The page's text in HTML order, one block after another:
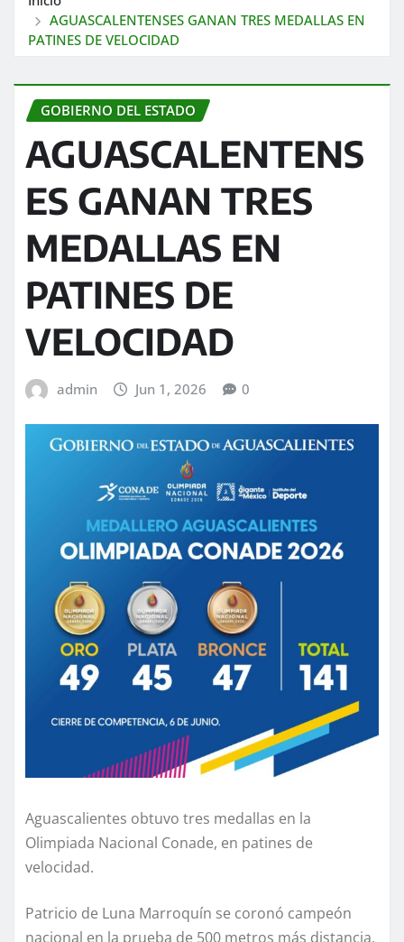
AGUASCALENTENSES GANAN TRES MEDALLAS EN
PATINES DE VELOCIDAD
GOBIERNO DEL ESTADO
AGUASCALENTENS
ES GANAN TRES
MEDALLAS EN
PATINES DE
VELOCIDAD
admin Jun 1, 2026 0
Aguascalientes obtuvo tres medallas en la
Olimpiada Nacional Conade, en patines de
velocidad.
Patricio de Luna Marroquín se coronó campeón
nacional en la prueba de 500 metros más distancia,